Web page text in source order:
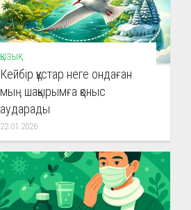
ҚЫЗЫҚ
Кейбір құстар неге ондаған
мың шақырымға қоныс
аударады
22.01.2026